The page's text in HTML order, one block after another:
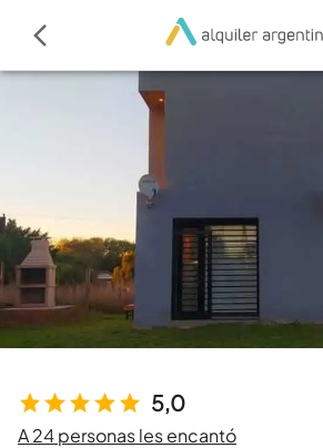
5,0
A 24 personas les encantó